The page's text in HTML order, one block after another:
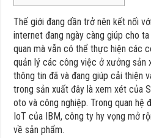
Thế giới đang dần trở nên kết nối
internet đang ngày càng giúp cho
quan mà vẫn có thể thực hiện các
quản lý các công việc ở xưởng sản
thông tin đã và đang giúp cải thiện
trong sản xuất đây là xem xét của
oto và công nghiệp. Trong quan hệ
IoT của IBM, công ty hy vọng mở
về sản phẩm.